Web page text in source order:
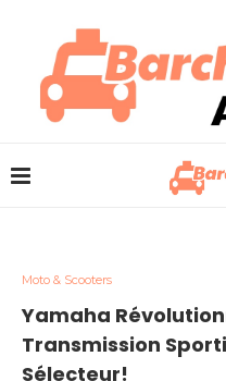
Moto & Scooters
Yamaha
Transmission
Sélecteur!